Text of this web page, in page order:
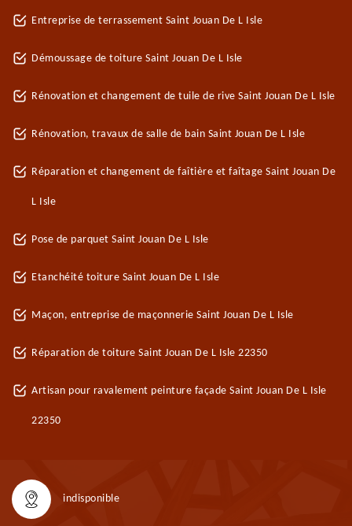
Entreprise de terrassement Saint Jouan De L Isle
Démoussage de toiture Saint Jouan De L Isle
Rénovation et changement de tuile de rive Saint Jouan De L Isle
Rénovation, travaux de salle de bain Saint Jouan De L Isle
Réparation et changement de faîtière et faîtage Saint Jouan De
L Isle
Pose de parquet Saint Jouan De L Isle
Etanchéité toiture Saint Jouan De L Isle
Maçon, entreprise de maçonnerie Saint Jouan De L Isle
Réparation de toiture Saint Jouan De L Isle 22350
Artisan pour ravalement peinture façade Saint Jouan De L Isle
22350
indisponible